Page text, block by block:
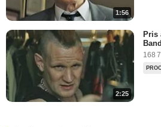
1:56
2:25
Pris
168